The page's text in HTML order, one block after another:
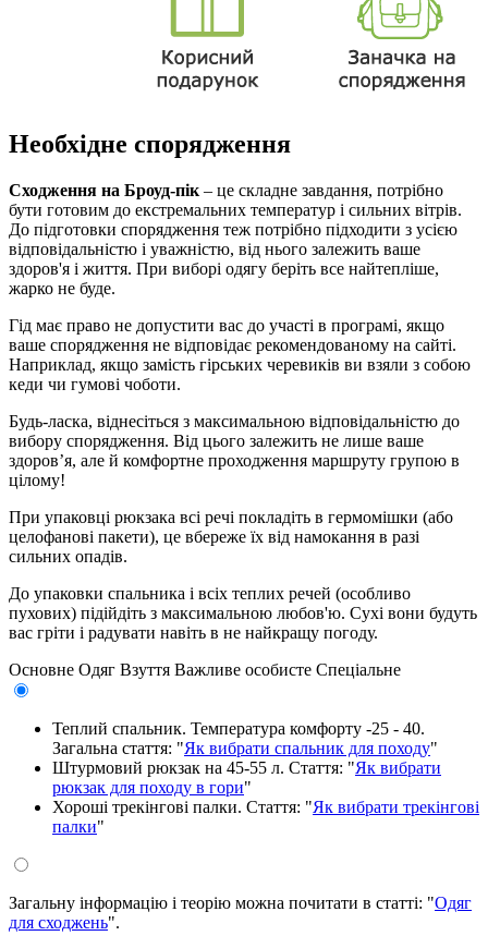
Необхідне спорядження
Сходження на Броуд-пік – це складне завдання, потрібно
бути готовим до екстремальних температур і сильних вітрів.
До підготовки спорядження теж потрібно підходити з усією
відповідальністю і уважністю, від нього залежить ваше
здоров'я і життя. При виборі одягу беріть все найтепліше,
жарко не буде.
Гід має право не допустити вас до участі в програмі, якщо
ваше спорядження не відповідає рекомендованому на сайті.
Наприклад, якщо замість гірських черевиків ви взяли з собою
кеди чи гумові чоботи.
Будь-ласка, віднесіться з максимальною відповідальністю до
вибору спорядження. Від цього залежить не лише ваше
здоров’я, але й комфортне проходження маршруту групою в
цілому!
При упаковці рюкзака всі речі покладіть в гермомішки (або
целофанові пакети), це вбереже їх від намокання в разі
сильних опадів.
До упаковки спальника і всіх теплих речей (особливо
пухових) підійдіть з максимальною любов'ю. Сухі вони будуть
вас гріти і радувати навіть в не найкращу погоду.
Основне Одяг Взуття Важливе особисте Спеціальне
Теплий спальник. Температура комфорту -25 - 40.
Загальна стаття: "Як вибрати спальник для походу"
Штурмовий рюкзак на 45-55 л. Стаття: "Як вибрати
рюкзак для походу в гори"
Хороші трекінгові палки. Стаття: "Як вибрати трекінгові
палки"
Загальну інформацію і теорію можна почитати в статті: "Одяг
для сходжень".